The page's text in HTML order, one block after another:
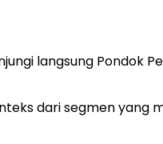
langsung Pondok
dari segmen